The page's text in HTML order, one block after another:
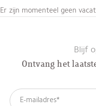
Er zijn momenteel geen
Blijf
Ontvang het